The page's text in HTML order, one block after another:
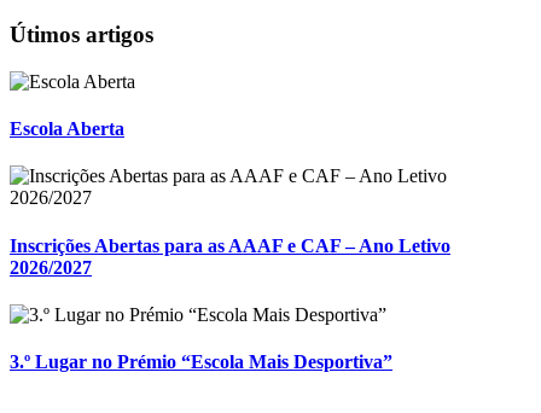
Útimos artigos
Escola Aberta
Inscrições Abertas para as AAAF e CAF – Ano Letivo
2026/2027
3.º Lugar no Prémio “Escola Mais Desportiva”